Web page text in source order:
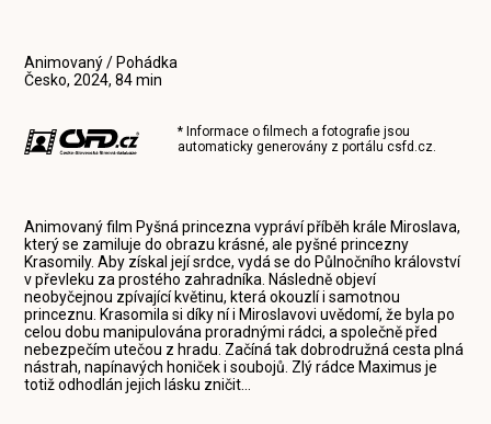
Animovaný / Pohádka
Česko, 2024, 84 min
* Informace o filmech a fotografie jsou
automaticky generovány z portálucsfd.cz.
Animovaný film Pyšná princezna vypráví příběh krále Miroslava,
který se zamiluje do obrazu krásné, ale pyšné princezny
Krasomily. Aby získal její srdce, vydá se do Půlnočního království
v převleku za prostého zahradníka. Následně objeví
neobyčejnou zpívající květinu, která okouzlí i samotnou
princeznu. Krasomila si díky ní i Miroslavovi uvědomí, že byla po
celou dobu manipulována proradnými rádci, a společně před
nebezpečím utečou z hradu. Začíná tak dobrodružná cesta plná
nástrah, napínavých honiček i soubojů. Zlý rádce Maximus je
totiž odhodlán jejich lásku zničit...